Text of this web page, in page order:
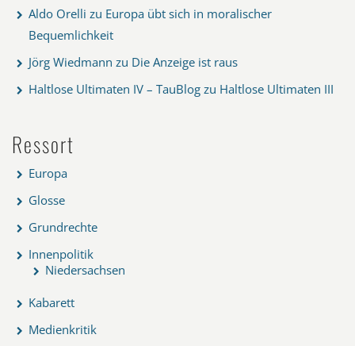
Aldo Orelli zu Europa übt sich in moralischer
Bequemlichkeit
Jörg Wiedmann zu Die Anzeige ist raus
Haltlose Ultimaten IV – TauBlog zu Haltlose Ultimaten III
Ressort
Europa
Glosse
Grundrechte
Innenpolitik
Niedersachsen
Kabarett
Medienkritik